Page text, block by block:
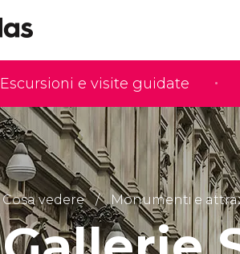
Escursioni e visite guidate
Cosa vedere Monumenti e